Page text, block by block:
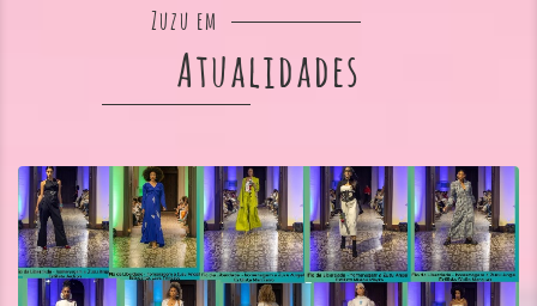
Zuzu em
Atualidades